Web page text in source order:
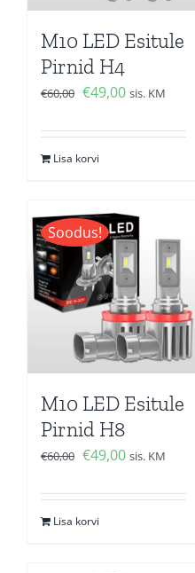
M10 LED Esitule
Pirnid H4
€60,00 Algne
oli:
€60,00.
€49,00Current
is:
sis. KM
Lisa korvi
Soodus!
M10 LED Esitule
Pirnid H8
€60,00 Algne
oli:
€60,00.
€49,00Current
is:
sis. KM
Lisa korvi